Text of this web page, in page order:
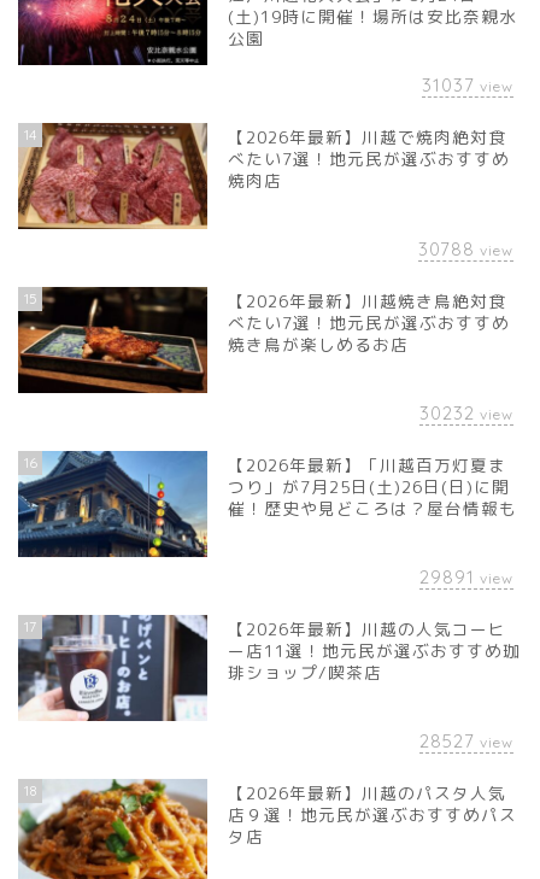
(土)19時に開催！場所は安比奈親水
公園
31037 view
14
【2026年最新】川越で焼肉絶対食
べたい7選！地元民が選ぶおすすめ
焼肉店
30788 view
15
【2026年最新】川越焼き鳥絶対食
べたい7選！地元民が選ぶおすすめ
焼き鳥が楽しめるお店
30232 view
16
【2026年最新】「川越百万灯夏ま
つり」が7月25日(土)26日(日)に開
催！歴史や見どころは？屋台情報も
29891 view
17
【2026年最新】川越の人気コーヒ
ー店11選！地元民が選ぶおすすめ珈
琲ショップ/喫茶店
28527 view
18
【2026年最新】川越のパスタ人気
店９選！地元民が選ぶおすすめパス
タ店